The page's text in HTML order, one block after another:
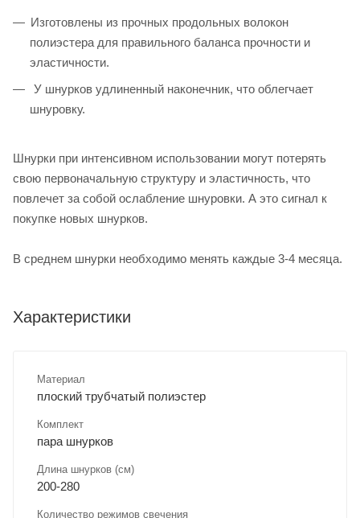
Изготовлены из прочных продольных волокон
полиэстера для правильного баланса прочности и
эластичности.
У шнурков удлиненный наконечник, что облегчает
шнуровку.
Шнурки при интенсивном использовании могут потерять
свою первоначальную структуру и эластичность, что
повлечет за собой ослабление шнуровки. А это сигнал к
покупке новых шнурков.
В среднем шнурки необходимо менять каждые 3-4 месяца.
Характеристики
Материал
плоский трубчатый полиэстер
Комплект
пара шнурков
Длина шнурков (см)
200-280
Количество режимов свечения